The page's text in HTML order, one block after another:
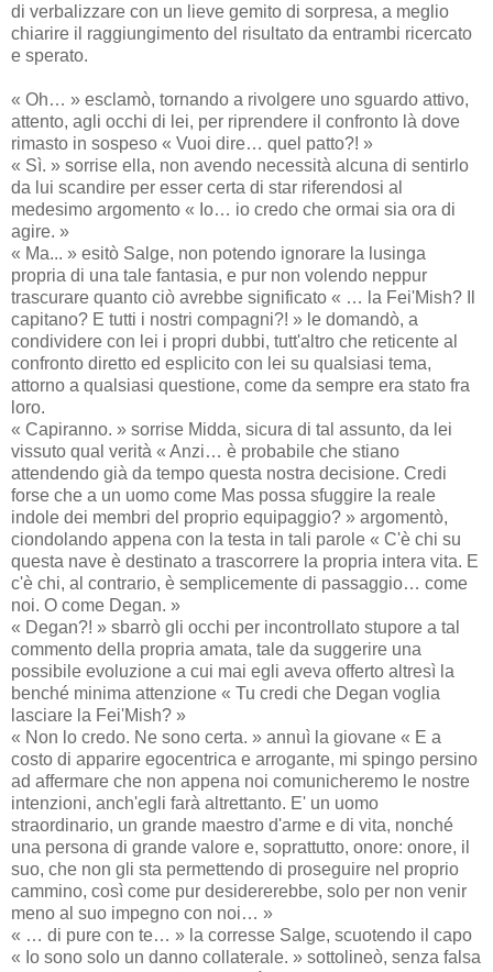
di verbalizzare con un lieve gemito di sorpresa, a meglio
chiarire il raggiungimento del risultato da entrambi ricercato
e sperato.
« Oh… » esclamò, tornando a rivolgere uno sguardo attivo,
attento, agli occhi di lei, per riprendere il confronto là dove
rimasto in sospeso « Vuoi dire… quel patto?! »
« Sì. » sorrise ella, non avendo necessità alcuna di sentirlo
da lui scandire per esser certa di star riferendosi al
medesimo argomento « Io… io credo che ormai sia ora di
agire. »
« Ma... » esitò Salge, non potendo ignorare la lusinga
propria di una tale fantasia, e pur non volendo neppur
trascurare quanto ciò avrebbe significato « … la Fei'Mish? Il
capitano? E tutti i nostri compagni?! » le domandò, a
condividere con lei i propri dubbi, tutt'altro che reticente al
confronto diretto ed esplicito con lei su qualsiasi tema,
attorno a qualsiasi questione, come da sempre era stato fra
loro.
« Capiranno. » sorrise Midda, sicura di tal assunto, da lei
vissuto qual verità « Anzi… è probabile che stiano
attendendo già da tempo questa nostra decisione. Credi
forse che a un uomo come Mas possa sfuggire la reale
indole dei membri del proprio equipaggio? » argomentò,
ciondolando appena con la testa in tali parole « C'è chi su
questa nave è destinato a trascorrere la propria intera vita. E
c'è chi, al contrario, è semplicemente di passaggio… come
noi. O come Degan. »
« Degan?! » sbarrò gli occhi per incontrollato stupore a tal
commento della propria amata, tale da suggerire una
possibile evoluzione a cui mai egli aveva offerto altresì la
benché minima attenzione « Tu credi che Degan voglia
lasciare la Fei'Mish? »
« Non lo credo. Ne sono certa. » annuì la giovane « E a
costo di apparire egocentrica e arrogante, mi spingo persino
ad affermare che non appena noi comunicheremo le nostre
intenzioni, anch'egli farà altrettanto. E' un uomo
straordinario, un grande maestro d'arme e di vita, nonché
una persona di grande valore e, soprattutto, onore: onore, il
suo, che non gli sta permettendo di proseguire nel proprio
cammino, così come pur desidererebbe, solo per non venir
meno al suo impegno con noi… »
« … di pure con te… » la corresse Salge, scuotendo il capo
« Io sono solo un danno collaterale. » sottolineò, senza falsa